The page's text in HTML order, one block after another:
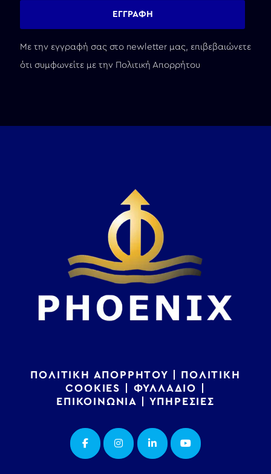
Με την εγγραφή σας στο newletter μας, επιβεβαιώνετε
ότι συμφωνείτε με την Πολιτική Απορρήτου
ΠΟΛΙΤΙΚΗ ΑΠΟΡΡΗΤΟΥ
ΠΟΛΙΤΙΚΗ
COOKIES
ΦΥΛΛΑΔΙΟ
ΕΠΙΚΟΙΝΩΝΙΑ
ΥΠΗΡΕΣΙΕΣ